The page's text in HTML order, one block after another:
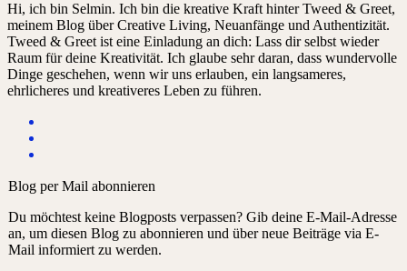
Hi, ich bin Selmin. Ich bin die kreative Kraft hinter Tweed & Greet,
meinem Blog über Creative Living, Neuanfänge und Authentizität.
Tweed & Greet ist eine Einladung an dich: Lass dir selbst wieder
Raum für deine Kreativität. Ich glaube sehr daran, dass wundervolle
Dinge geschehen, wenn wir uns erlauben, ein langsameres,
ehrlicheres und kreativeres Leben zu führen.
Blog per Mail abonnieren
Du möchtest keine Blogposts verpassen? Gib deine E-Mail-Adresse
an, um diesen Blog zu abonnieren und über neue Beiträge via E-
Mail informiert zu werden.